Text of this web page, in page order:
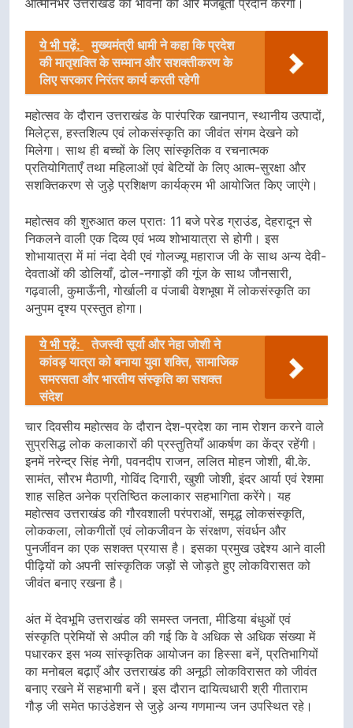
ये भी पढ़ें:
मुख्यमंत्री धामी ने कहा कि प्रदेश
की मातृशक्ति के सम्मान और सशक्तीकरण के
लिए सरकार निरंतर कार्य करती रहेगी
महोत्सव के दौरान उत्तराखंड के पारंपरिक खानपान, स्थानीय उत्पादों,
मिलेट्स, हस्तशिल्प एवं लोकसंस्कृति का जीवंत संगम देखने को
मिलेगा। साथ ही बच्चों के लिए सांस्कृतिक व रचनात्मक
प्रतियोगिताएँ तथा महिलाओं एवं बेटियों के लिए आत्म-सुरक्षा और
सशक्तिकरण से जुड़े प्रशिक्षण कार्यक्रम भी आयोजित किए जाएंगे।
महोत्सव की शुरुआत कल प्रातः 11 बजे परेड ग्राउंड, देहरादून से
निकलने वाली एक दिव्य एवं भव्य शोभायात्रा से होगी। इस
शोभायात्रा में मां नंदा देवी एवं गोलज्यू महाराज जी के साथ अन्य देवी-
देवताओं की डोलियाँ, ढोल-नगाड़ों की गूंज के साथ जौनसारी,
गढ़वाली, कुमाऊँनी, गोर्खाली व पंजाबी वेशभूषा में लोकसंस्कृति का
अनुपम दृश्य प्रस्तुत होगा।
ये भी पढ़ें:
तेजस्वी सूर्या और नेहा जोशी ने
कांवड़ यात्रा को बनाया युवा शक्ति, सामाजिक
समरसता और भारतीय संस्कृति का सशक्त
संदेश
चार दिवसीय महोत्सव के दौरान देश-प्रदेश का नाम रोशन करने वाले
सुप्रसिद्ध लोक कलाकारों की प्रस्तुतियाँ आकर्षण का केंद्र रहेंगी।
इनमें नरेन्द्र सिंह नेगी, पवनदीप राजन, ललित मोहन जोशी, बी.के.
सामंत, सौरभ मैठाणी, गोविंद दिगारी, खुशी जोशी, इंदर आर्या एवं रेशमा
शाह सहित अनेक प्रतिष्ठित कलाकार सहभागिता करेंगे। यह
महोत्सव उत्तराखंड की गौरवशाली परंपराओं, समृद्ध लोकसंस्कृति,
लोककला, लोकगीतों एवं लोकजीवन के संरक्षण, संवर्धन और
पुनर्जीवन का एक सशक्त प्रयास है। इसका प्रमुख उद्देश्य आने वाली
पीढ़ियों को अपनी सांस्कृतिक जड़ों से जोड़ते हुए लोकविरासत को
जीवंत बनाए रखना है।
अंत में देवभूमि उत्तराखंड की समस्त जनता, मीडिया बंधुओं एवं
संस्कृति प्रेमियों से अपील की गई कि वे अधिक से अधिक संख्या में
पधारकर इस भव्य सांस्कृतिक आयोजन का हिस्सा बनें, प्रतिभागियों
का मनोबल बढ़ाएँ और उत्तराखंड की अनूठी लोकविरासत को जीवंत
बनाए रखने में सहभागी बनें। इस दौरान दायित्वधारी श्री गीताराम
गौड़ जी समेत फाउंडेशन से जुड़े अन्य गणमान्य जन उपस्थित रहे।